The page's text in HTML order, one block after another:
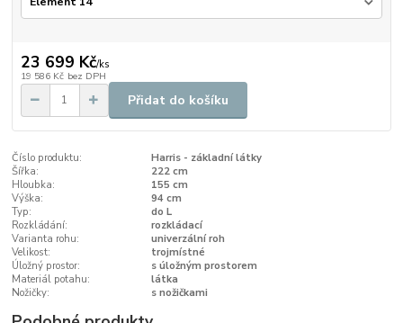
23 699 Kč/ks
19 586 Kč bez DPH
Přidat do košíku
Číslo produktu:
Harris - základní látky
Šířka:
222 cm
Hloubka:
155 cm
Výška:
94 cm
Typ:
do L
Rozkládání:
rozkládací
Varianta rohu:
univerzální roh
Velikost:
trojmístné
Úložný prostor:
s úložným prostorem
Materiál potahu:
látka
Nožičky:
s nožičkami